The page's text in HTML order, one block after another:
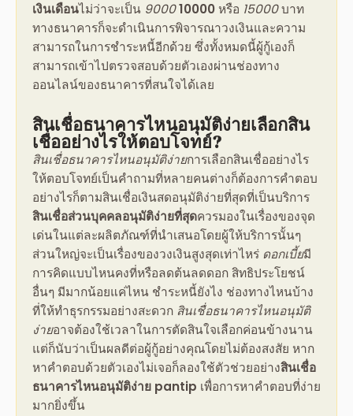
เงินเดือนไม่ว่าจะเป็น 900010000หรือ 15000บาท
ทางธนาคารก็จะดำเนินการพิจารณาวงเงินและความ
สามารถในการชำระหนี้อีกด้วย ซึ่งทั้งหมดนี้ผู้กู้เองก็
สามารถเข้าไปตรวจสอบด้วยตัวเองผ่านช่องทาง
ออนไลน์ของธนาคารที่สนใจได้เลย
สินเชื่อธนาคารไหนอนุมัติง่ายเลือกสิน
เชื่ออย่างไรให้ตอบโจทย์?
สินเชื่อธนาคารไหนอนุมัติง่ายการเลือกสินเชื่ออย่างไร
ให้ตอบโจทย์เป็นคำถามที่หลายคนต่างก็ต้องการคำตอบ
อย่างไรก็ตามสินเชื่อเงินสดอนุมัติง่ายที่สุดที่เป็นบริการ
สินเชื่อส่วนบุคคลอนุมัติง่ายที่สุดควรมองในเรื่องของจุด
เด่นในแต่ละผลิตภัณฑ์ที่นำเสนอโดยผู้ให้บริการนั้นๆ
ส่วนใหญ่จะเป็นเรื่องของวงเงินสูงสุดเท่าไหร่ ดอกเบี้ยมี
การคิดแบบไหนคงที่หรือลดต้นลดดอก สิทธิประโยชน์
อื่นๆ มีมากน้อยแค่ไหน ชำระหนี้ยังไง ช่องทางไหนบ้าง
ที่ให้ทำธุรกรรมอย่างสะดวก สินเชื่อธนาคารไหนอนุมัติ
ง่ายอาจต้องใช้เวลาในการตัดสินใจเลือกค่อนข้างนาน
แต่ก็นับว่าเป็นผลดีต่อผู้กู้อย่างคุณโดยไม่ต้องสงสัย หาก
หาคำตอบด้วยตัวเองไม่เจอก็ลองใช้ตัวช่วยอย่างสินเชื่อ
ธนาคารไหนอนุมัติง่าย pantip เพื่อการหาคำตอบที่ง่าย
มากยิ่งขึ้น